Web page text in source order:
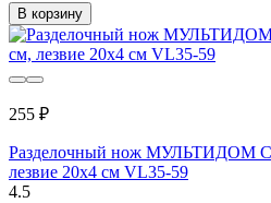
В корзину
255 ₽
Разделочный нож МУЛЬТИДОМ
лезвие 20x4 см VL35-59
4.5